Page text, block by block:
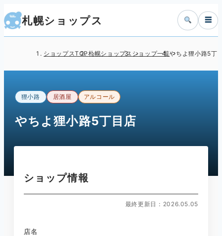
札幌ショップス ☰
ショップスTOP札幌ショップス ショップ一覧やちよ狸小路5丁
狸小路 居酒屋 アルコール
やちよ狸小路5丁目店
ショップ情報
最終更新日：2026.05.05
店名